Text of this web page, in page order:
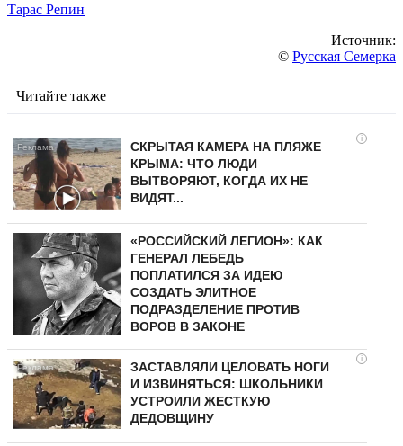
Тарас Репин
Источник:
© Русская Семерка
Читайте также
i
СКРЫТАЯ КАМЕРА НА ПЛЯЖЕ
КРЫМА: ЧТО ЛЮДИ
ВЫТВОРЯЮТ, КОГДА ИХ НЕ
ВИДЯТ...
«РОССИЙСКИЙ ЛЕГИОН»: КАК
ГЕНЕРАЛ ЛЕБЕДЬ
ПОПЛАТИЛСЯ ЗА ИДЕЮ
СОЗДАТЬ ЭЛИТНОЕ
ПОДРАЗДЕЛЕНИЕ ПРОТИВ
ВОРОВ В ЗАКОНЕ
i
ЗАСТАВЛЯЛИ ЦЕЛОВАТЬ НОГИ
И ИЗВИНЯТЬСЯ: ШКОЛЬНИКИ
УСТРОИЛИ ЖЕСТКУЮ
ДЕДОВЩИНУ